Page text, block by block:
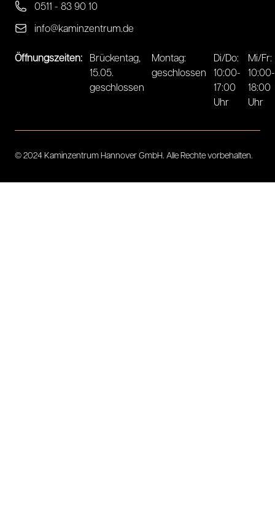
0511 - 83 90 10
info@kaminzentrum.de
Öffnungszeiten: Brückentag,
15.05.
geschlossen
Montag:
geschlossen
Di/Do:
10:00-
17:00
Uhr
Mi/Fr:
10:00-
18:00
Uhr
© 2024 Kaminzentrum Hannover GmbH. Alle Rechte vorbehalten.